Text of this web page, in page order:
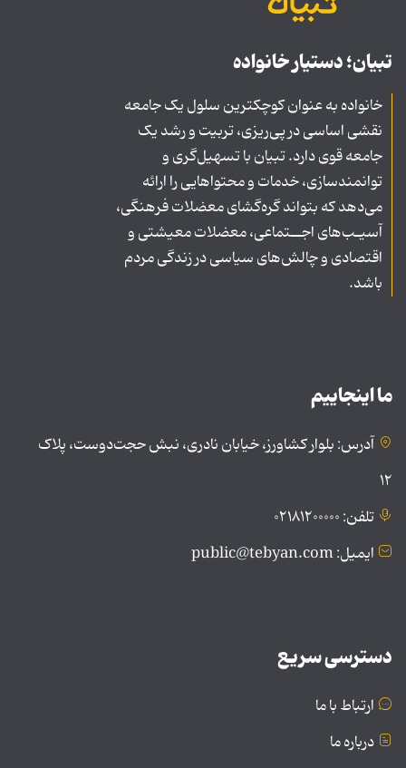
تبیان؛ دستیار خانواده
خانواده به عنوان کوچکترین سلول یک جامعه
نقشی اساسی در پی‌ریزی، تربیت و رشد یک
جامعه قوی دارد. تبیان با تسهیل‌گری و
توانمندسازی، خدمات و محتواهایی را ارائه
می‌دهد که بتواند گره‌گشای معضلات فرهنگی،
آسیـب‌های اجــتماعی، معضلات معیشتی و
اقتصادی و چالش‌های سیاسی در زندگی مردم
باشد.
ما اینجاییم
آدرس: بلوار کشاورز، خیابان نادری، نبش حجت‌دوست، پلاک
۱۲
تلفن: ۰۲۱۸۱۲۰۰۰۰۰
ایمیل: public@tebyan.com
دسترسی سریع
ارتباط با ما
درباره ما